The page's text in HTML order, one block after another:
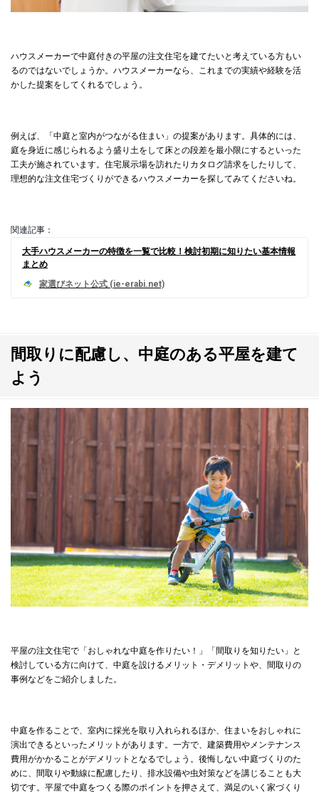
ハウスメーカーで中庭付きの平屋の注文住宅を建てたいと考えている方もい
るのではないでしょうか。ハウスメーカーなら、これまでの実績や経験を活
かした提案をしてくれるでしょう。
例えば、「中庭と室内がつながる住まい」の提案があります。具体的には、
庭を身近に感じられるよう盛り土をして床との段差を最小限にするといった
工夫が施されています。住宅展示場を訪れたりカタログ請求をしたりして、
理想的な注文住宅づくりができるハウスメーカーを探してみてくださいね。
関連記事：
大手ハウスメーカーの特徴を一覧で比較！検討初期に知りたい基本情報
まとめ
間取りに配慮し、中庭のある平屋を建て
よう
平屋の注文住宅で「おしゃれな中庭を作りたい！」「間取りを知りたい」と
検討している方に向けて、中庭を設けるメリット・デメリットや、間取りの
事例などをご紹介しました。
中庭を作ることで、室内に採光を取り入れられるほか、住まいをおしゃれに
演出できるといったメリットがあります。一方で、建築費用やメンテナンス
費用がかかることがデメリットとなるでしょう。後悔しない中庭づくりのた
めに、間取りや動線に配慮したり、排水設備や虫対策などを講じることも大
切です。平屋で中庭をつくる際のポイントを押さえて、満足のいく家づくり